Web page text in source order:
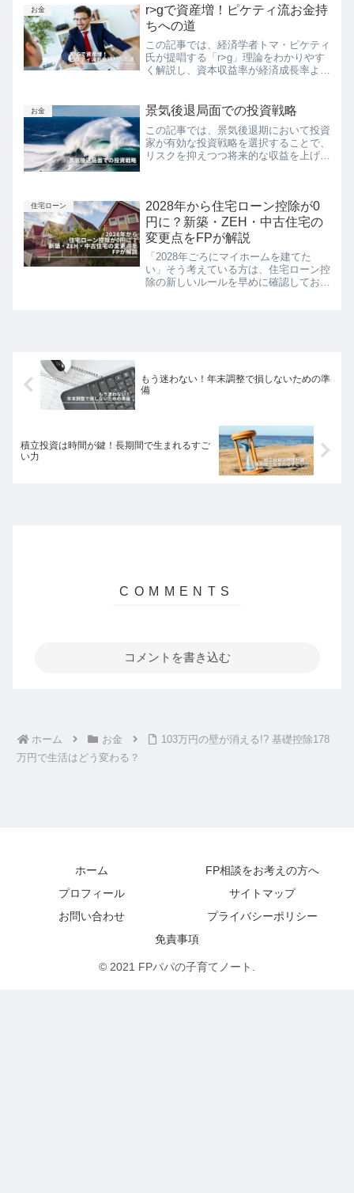
で得られた、かけがえのない“思い出配
当”とは。
お金
r>gで資産増！ピケティ流お金持
ちへの道
この記事では、経済学者トマ・ピケティ
氏が提唱する「r>g」理論をわかりやす
く解説し、資本収益率が経済成長率より
介します。投資戦略のポイントとして、
分散投資、長期的な投資、再投資、定期
的な見直し、節税対策を上手く活用し、
資産を増やしてお金持ちに近づく方法を
学びましょう。
お金 景気後退局面での投資戦略
この記事では、景気後退期において投資
家が有効な投資戦略を選択することで、
リスクを抑えつつ将来的な収益を上げる
な投資術を紹介しています。
住宅ローン
2028年から住宅ローン控除が0
円に？新築・ZEH・中古住宅の
変更点をFPが解説
「2028年ごろにマイホームを建てた
い」そう考えている方は、住宅ローン控
除の新しいルールを早めに確認しておく
もう迷わない！年末調整で損しないための準
備
積立投資は時間が鍵！長期間で生まれるすご
い力
コメントを書き込む
ホーム お金
103万円の壁が消える!? 基礎控除178
万円で生活はどう変わる？
ホーム
FP相談をお考えの方へ
プロフィール
サイトマップ
お問い合わせ
プライバシーポリシー
免責事項
© 2021 FPパパの子育てノート.